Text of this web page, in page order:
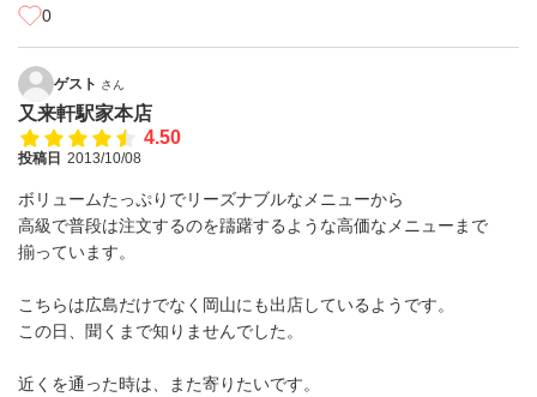
0
ゲスト さん
又来軒駅家本店
4.50
投稿日 2013/10/08
ボリュームたっぷりでリーズナブルなメニューから
高級で普段は注文するのを躊躇するような高価なメニューまで
揃っています。
こちらは広島だけでなく岡山にも出店しているようです。
この日、聞くまで知りませんでした。
近くを通った時は、また寄りたいです。